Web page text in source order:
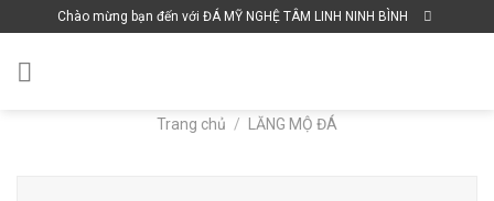
to
content
Chào mừng bạn đến với ĐÁ MỸ NGHỆ TÂM LINH NINH BÌNH
Trang chủ / LĂNG MỘ ĐÁ